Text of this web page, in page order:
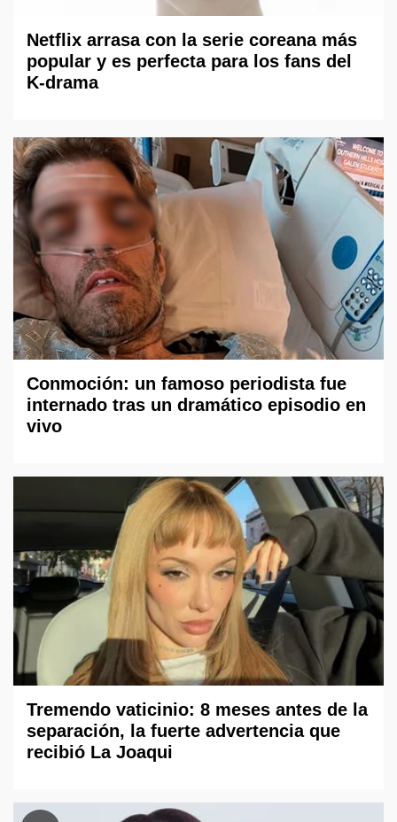
Netflix arrasa con la serie coreana más
popular y es perfecta para los fans del
K-drama
Conmoción: un famoso periodista fue
internado tras un dramático episodio en
vivo
Tremendo vaticinio: 8 meses antes de la
separación, la fuerte advertencia que
recibió La Joaqui